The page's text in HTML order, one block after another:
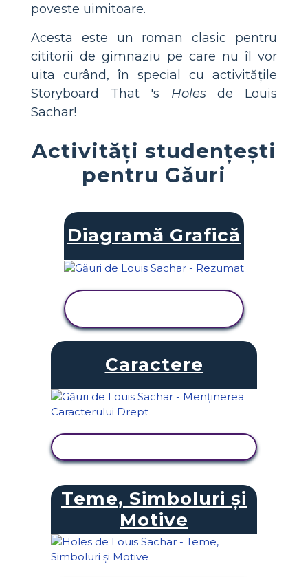
poveste uimitoare.
Acesta este un roman clasic pentru
cititorii de gimnaziu pe care nu îl vor
uita curând, în special cu activitățile
Storyboard That 's Holesde Louis
Sachar!
Activități studențești
pentru Găuri
Diagramă Grafică
Caractere
Teme, Simboluri și
Motive